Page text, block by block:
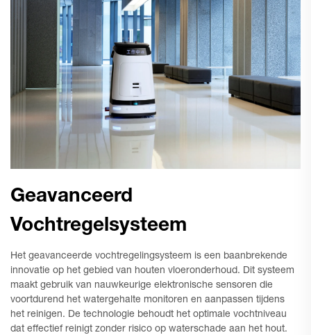
Geavanceerd
Vochtregelsysteem
Het geavanceerde vochtregelingsysteem is een baanbrekende
innovatie op het gebied van houten vloeronderhoud. Dit systeem
maakt gebruik van nauwkeurige elektronische sensoren die
voortdurend het watergehalte monitoren en aanpassen tijdens
het reinigen. De technologie behoudt het optimale vochtniveau
dat effectief reinigt zonder risico op waterschade aan het hout.